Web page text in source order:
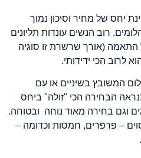
יחס של מחיר וסיכון נמוך
רוב הנשים עונדות תליונים
(אורך שרשרת זו סוגיה
לרוב הכי ידידותי.
המשובץ בשיניים או עם
הבחירה הכי "זולה" ביחס
וגם בחירה מאוד נוחה ובטוחה.
– פרפרים, חמסות וכדומה –